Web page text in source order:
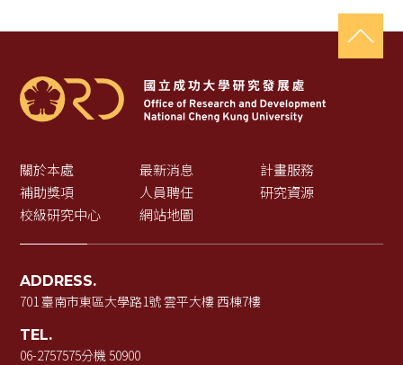
關於本處 最新消息
計畫服務
補助獎項
人員聘任
研究資源
校級研究中心
網站地圖
ADDRESS.
701 臺南市東區大學路1號 雲平大樓 西棟7樓
TEL.
06-2757575分機 50900